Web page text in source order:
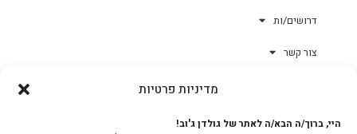
מדיניות פרטיות
היי, ברוך/ה הבא/ה לאתר של גולדן ג'וב!
דרושים/ות
צור קשר